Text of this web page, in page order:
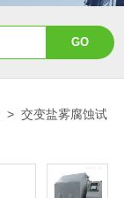
>交变盐雾腐蚀试